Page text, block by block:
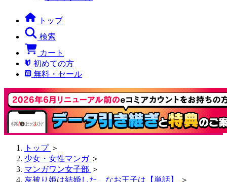
トップ
検索
カート
初めての方
無料・セール
トップ ＞
少女・女性マンガ ＞
マンガワン女子部 ＞
灰被り姫は結婚した、なお王子は【単話】
＞